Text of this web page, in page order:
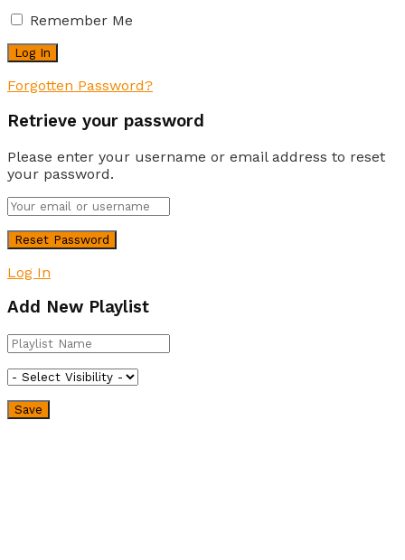
Remember Me
Forgotten Password?
Retrieve your password
Please enter your username or email address to reset
your password.
Log In
Add New Playlist